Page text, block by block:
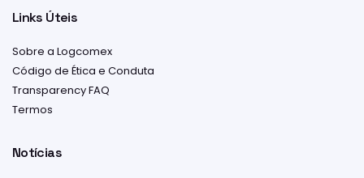
Links Úteis
Sobre a Logcomex
Código de Ética e Conduta
Transparency FAQ
Termos
Notícias